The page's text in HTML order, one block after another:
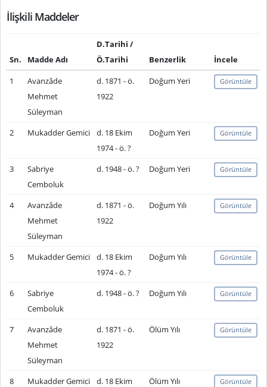
İlişkili Maddeler
Sn. Madde Adı
D.Tarihi /
Ö.Tarihi
Benzerlik
İncele
1
Avanzâde
Mehmet
Süleyman
d. 1871 - ö.
1922
Doğum Yeri Görüntüle
2 Mukadder Gemici
d. 18 Ekim
1974 - ö. ?
Doğum Yeri Görüntüle
3
Sabriye
Cemboluk
d. 1948 - ö. ? Doğum Yeri Görüntüle
4
Avanzâde
Mehmet
Süleyman
d. 1871 - ö.
1922
Doğum Yılı Görüntüle
5 Mukadder Gemici
d. 18 Ekim
1974 - ö. ?
Doğum Yılı Görüntüle
6
Sabriye
Cemboluk
d. 1948 - ö. ? Doğum Yılı Görüntüle
7
Avanzâde
Mehmet
Süleyman
d. 1871 - ö.
1922
Ölüm Yılı Görüntüle
8 Mukadder Gemici
d. 18 Ekim
Ölüm Yılı Görüntüle